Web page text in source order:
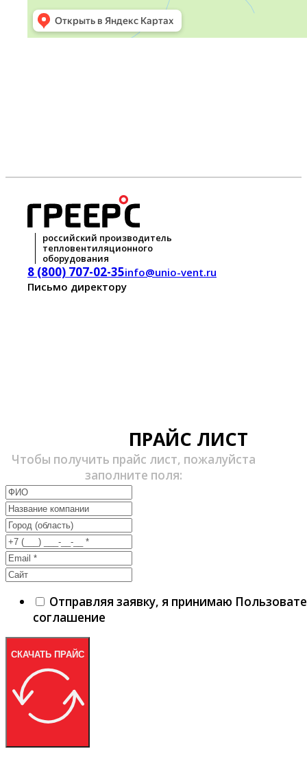
российский производитель
тепловентиляционного
оборудования
8 (800) 707-02-35info@unio-vent.ru
Письмо директору
ПРАЙС ЛИСТ
Чтобы получить прайс лист, пожалуйста
заполните поля:
Отправляя заявку, я принимаю
соглашение
СКАЧАТЬ ПРАЙС